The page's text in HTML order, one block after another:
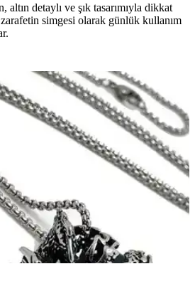
altın detaylı ve şık tasarımıyla dikkat
simgesi olarak günlük kullanım